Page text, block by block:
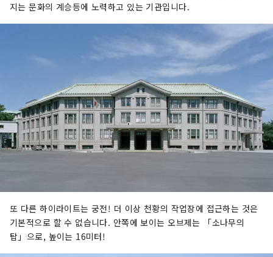
지는 문화의 계승등에 노력하고 있는 기관입니다.
또 다른 하이라이트는 궁전! 더 이상 천황의 작업장에 접근하는 것은
기본적으로 할 수 없습니다. 안쪽에 보이는 오브제는 「소나무의
탑」으로, 높이는 16미터!